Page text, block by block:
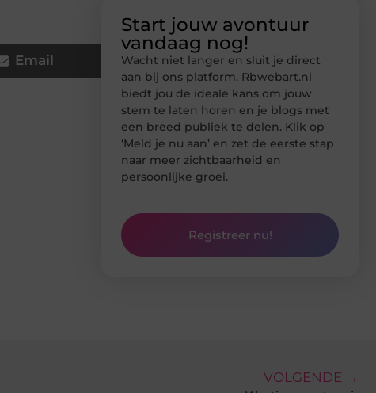
Email
Start jouw avontuur
vandaag nog!
Wacht niet langer en sluit je direct
aan bij ons platform. Rbwebart.nl
biedt jou de ideale kans om jouw
stem te laten horen en je blogs met
een breed publiek te delen. Klik op
‘Meld je nu aan’ en zet de eerste stap
naar meer zichtbaarheid en
persoonlijke groei.
Registreer nu!
VOLGENDE →